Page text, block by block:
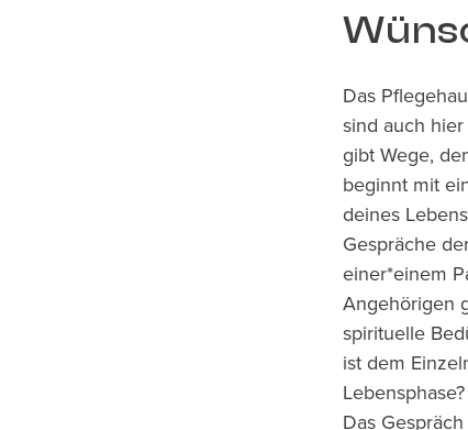
Das
sind auch
gibt Wege,
beginnt mit
deines
Gespräche
einer*einem
Angehörigen
spirituelle
ist dem
Das